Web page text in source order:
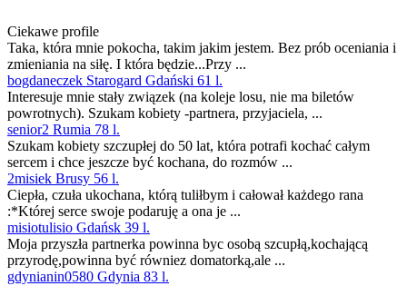
Ciekawe profile
Taka, która mnie pokocha, takim jakim jestem. Bez prób oceniania i
zmieniania na siłę. I która będzie...Przy ...
bogdaneczek Starogard Gdański 61 l.
Interesuje mnie stały związek (na koleje losu, nie ma biletów
powrotnych). Szukam kobiety -partnera, przyjaciela, ...
senior2 Rumia 78 l.
Szukam kobiety szczupłej do 50 lat, która potrafi kochać całym
sercem i chce jeszcze być kochana, do rozmów ...
2misiek Brusy 56 l.
Ciepła, czuła ukochana, którą tuliłbym i całował każdego rana
:*Której serce swoje podaruję a ona je ...
misiotulisio Gdańsk 39 l.
Moja przyszła partnerka powinna byc osobą szcupłą,kochającą
przyrodę,powinna być równiez domatorką,ale ...
gdynianin0580 Gdynia 83 l.